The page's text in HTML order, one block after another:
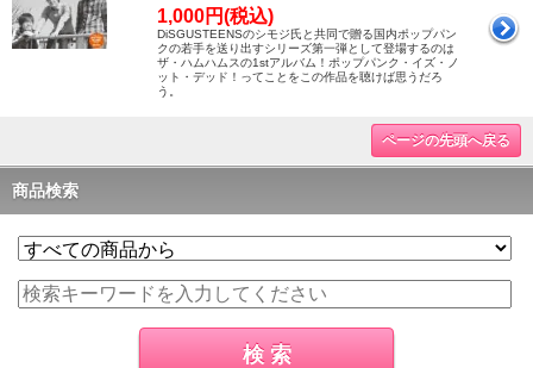
1,000円(税込)
DiSGUSTEENSのシモジ氏と共同で贈る国内ポップパン
クの若手を送り出すシリーズ第一弾として登場するのは
ザ・ハムハムスの1stアルバム！ポップパンク・イズ・ノ
ット・デッド！ってことをこの作品を聴けば思うだろ
う。
ページの先頭へ戻る
商品検索